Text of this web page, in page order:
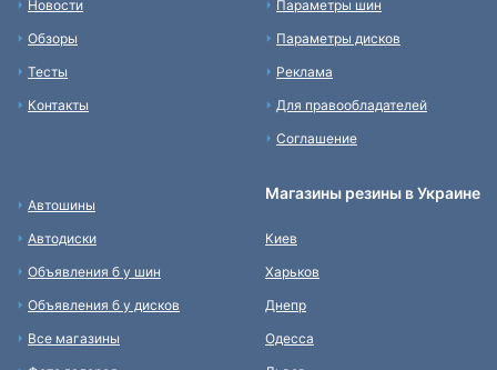
Новости
Обзоры
Тесты
Контакты
Параметры шин
Параметры дисков
Реклама
Для правообладателей
Соглашение
Автошины
Автодиски
Объявления б у шин
Объявления б у дисков
Все магазины
Магазины резины в Украине
Киев
Харьков
Днепр
Одесса